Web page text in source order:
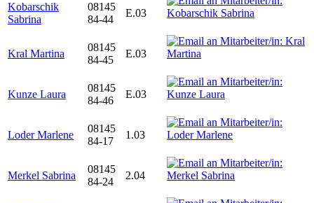
Kobarschik
Sabrina
08145
84-44
E.03
Kral Martina
08145
84-45
E.03
Kunze Laura
08145
84-46
E.03
Loder Marlene
08145
84-17
1.03
Merkel Sabrina
08145
84-24
2.04